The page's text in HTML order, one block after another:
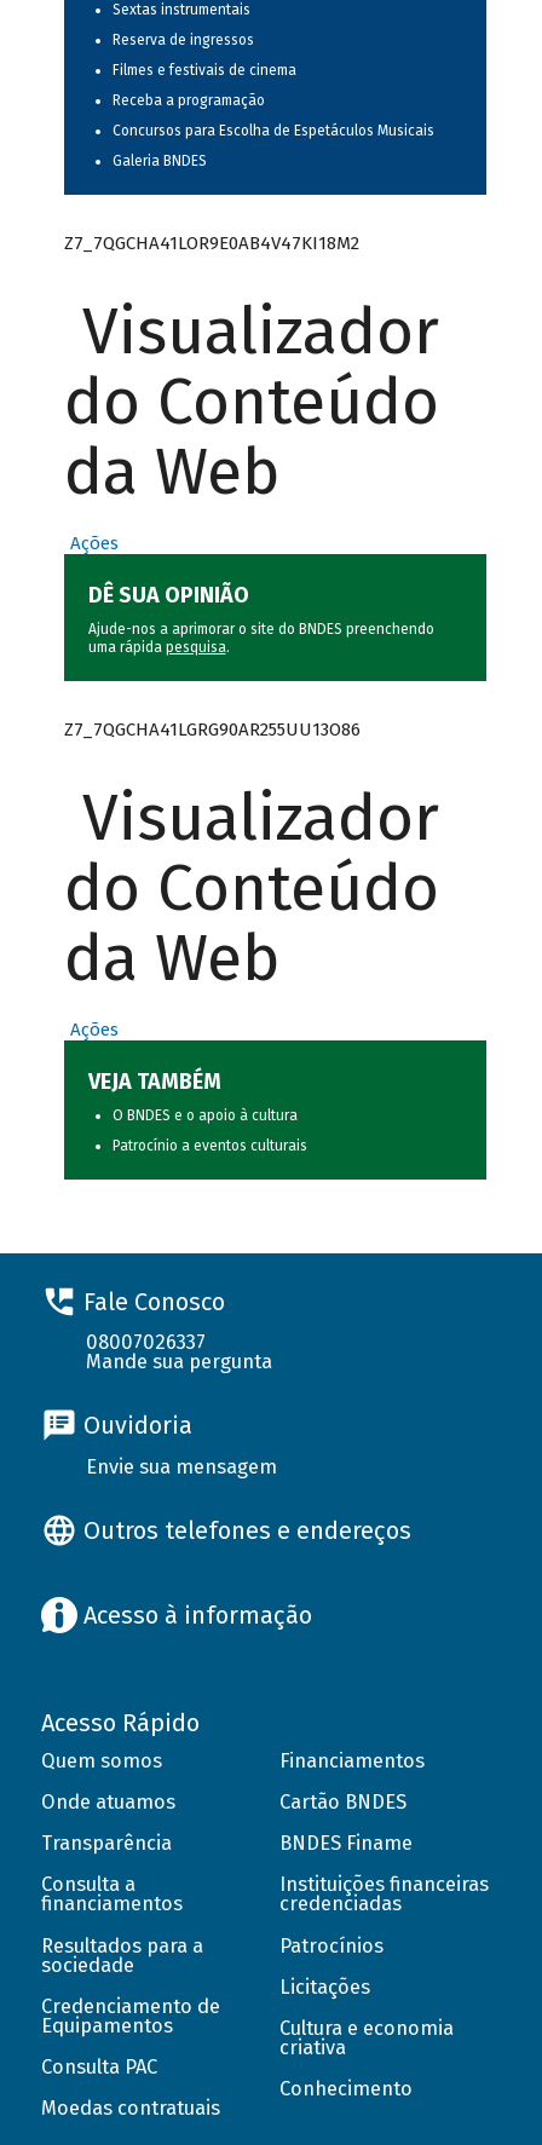
Sextas instrumentais
Reserva de ingressos
Filmes e festivais de cinema
Receba a programação
Concursos para Escolha de Espetáculos Musicais
Galeria BNDES
Z7_7QGCHA41LOR9E0AB4V47KI18M2
Visualizador
do Conteúdo
da Web
Ações
DÊ SUA OPINIÃO
Ajude-nos a aprimorar o site do BNDES preenchendo
uma rápida pesquisa.
Z7_7QGCHA41LGRG90AR255UU13O86
Visualizador
do Conteúdo
da Web
Ações
VEJA TAMBÉM
O BNDES e o apoio à cultura
Patrocínio a eventos culturais
Fale Conosco
08007026337
Mande sua pergunta
Ouvidoria
Envie sua mensagem
Outros telefones e endereços
Acesso à informação
Acesso Rápido
Quem somos
Onde atuamos
Transparência
Consulta a
financiamentos
Resultados para a
sociedade
Credenciamento de
Equipamentos
Consulta PAC
Moedas contratuais
Financiamentos
Cartão BNDES
BNDES Finame
Instituições financeiras
credenciadas
Patrocínios
Licitações
Cultura e economia
criativa
Conhecimento